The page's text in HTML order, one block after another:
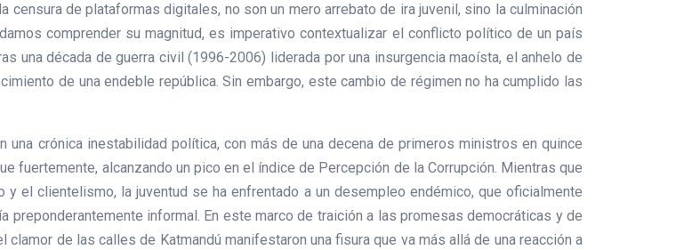
censura de plataformas digitales, no son un mero arrebato de ira juvenil, sino la culminación
comprender su magnitud, es imperativo contextualizar el conflicto político de un país
una década de guerra civil (1996-2006) liderada por una insurgencia maoísta, el anhelo de
de una endeble república. Sin embargo, este cambio de régimen no ha cumplido las
una crónica inestabilidad política, con más de una decena de primeros ministros en quince
fuertemente, alcanzando un pico en el índice de Percepción de la Corrupción. Mientras que
el clientelismo, la juventud se ha enfrentado a un desempleo endémico, que oficialmente
preponderantemente informal. En este marco de traición a las promesas democráticas y de
de las calles de Katmandú manifestaron una fisura que va más allá de una reacción a